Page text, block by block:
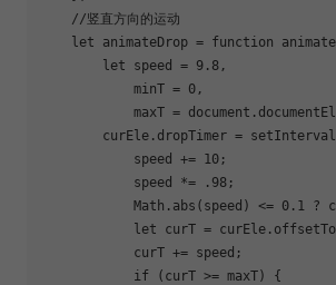
//竖直方向的运动
let animateDrop = function
let speed = 9.8 ,
            minT =
0 ,
            maxT =
document
curEle.dropTimer =
            speed +=
10 ;
            speed *=
.98 ;
Math .abs(speed) <= 0.1
?
let curT =
            curT += speed;
if (curT >= maxT) {